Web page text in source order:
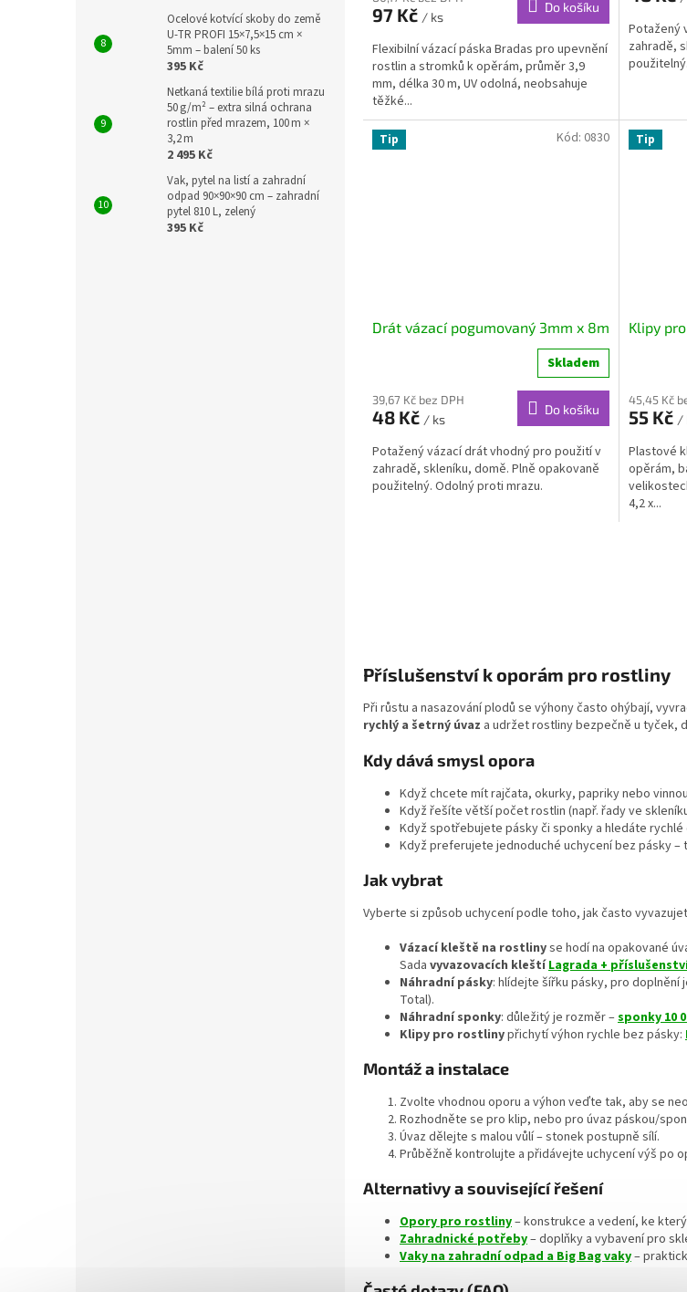
Ocelové kotvící skoby do země
U-TR PROFI 15×7,5×15 cm ×
5mm – balení 50 ks
395 Kč
Netkaná textilie bílá proti mrazu
50 g/m² – extra silná ochrana
rostlin před mrazem, 100 m ×
3,2 m
2 495 Kč
Vak, pytel na listí a zahradní
odpad 90×90×90 cm – zahradní
pytel 810 L, zelený
395 Kč
97 Kč / ks
Do košíku
Flexibilní vázací páska Bradas pro upevnění
rostlin a stromků k opěrám, průměr 3,9
mm, délka 30 m, UV odolná, neobsahuje
těžké...
Potažený
zahradě,
Tip
Drát vázací pogumovaný 3mm x 8m
Skladem
39,67 Kč bez DPH
48 Kč / ks
Do košíku
Potažený vázací drát vhodný pro použití v
zahradě, skleníku, domě. Plně opakovaně
použitelný. Odolný proti mrazu.
Kód: 0830 Tip
Klipy
45,45 Kč
55 Kč /
Plastové
opěrám,
4,2 x...
Příslušenství k oporám pro rostliny
Při růstu a nasazování plodů se výhony často ohýbají,
rychlý a šetrný úvaz a udržet rostliny bezpečně u tyček,
Kdy dává smysl opora
Když chcete mít rajčata, okurky, papriky nebo
Když řešíte větší počet rostlin (např. řady ve
Když spotřebujete pásky či sponky a hledáte
Když preferujete jednoduché uchycení bez pásky –
Jak vybrat
Vyberte si způsob uchycení podle toho, jak často
Vázací kleště na rostlinyse hodí na opakované
Sada vyvazovacích kleští Lagrada +
Náhradní pásky: hlídejte šířku pásky, pro doplnění
Total).
Náhradní sponky: důležitý je rozměr –sponky 10
Klipy pro rostlinypřichytí výhon rychle bez pásky:
Montáž a instalace
Zvolte vhodnou oporu a výhon veďte tak, aby se
Rozhodněte se pro klip, nebo pro úvaz páskou/
Úvaz dělejte s malou vůlí – stonek postupně sílí.
Průběžně kontrolujte a přidávejte uchycení výš po
Alternativy a související řešení
Opory pro rostliny– konstrukce a vedení, ke
Zahradnické potřeby– doplňky a vybavení pro
Vaky na zahradní odpad a Big Bag vaky–